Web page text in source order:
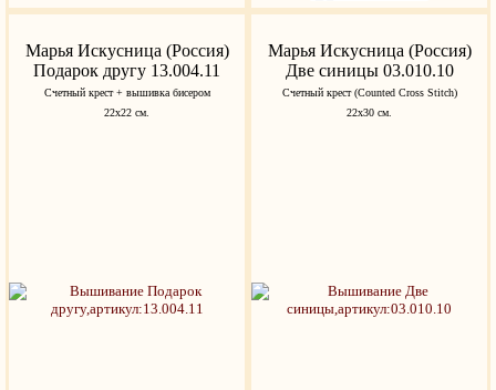
Марья Искусница (Россия)
Подарок другу 13.004.11
Счетный крест + вышивка бисером
22х22 см.
Марья Искусница (Россия)
Две синицы 03.010.10
Счетный крест (Counted Cross Stitch)
22x30 см.